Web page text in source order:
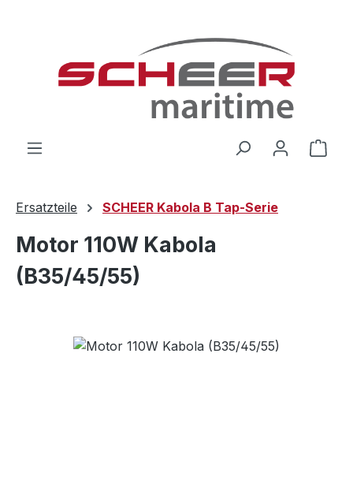
Ersatzteile SCHEER Kabola B Tap-Serie
Motor 110W Kabola
(B35/45/55)
Bildergalerie überspringen